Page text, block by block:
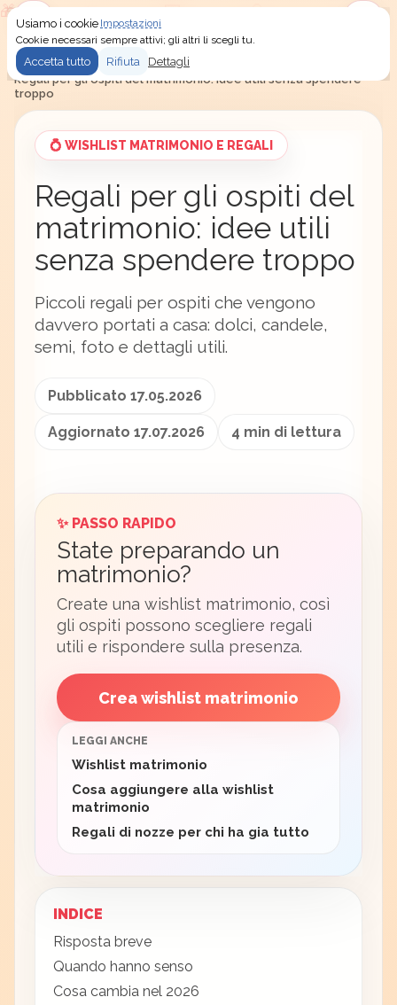
Menu
Secret Santa / Idee regalo/Wishlist matrimonio e regali
Regali per gli ospiti del matrimonio: idee utili senza spendere
troppo
💍 WISHLIST MATRIMONIO E REGALI
Regali per gli ospiti del
matrimonio: idee utili
senza spendere troppo
Piccoli regali per ospiti che vengono
davvero portati a casa: dolci, candele,
semi, foto e dettagli utili.
Pubblicato 17.05.2026
Aggiornato 17.07.2026 4 min di lettura
✨ PASSO RAPIDO
State preparando un
matrimonio?
Create una wishlist matrimonio, così
gli ospiti possono scegliere regali
utili e rispondere sulla presenza.
Crea wishlist matrimonio
LEGGI ANCHE
Wishlist matrimonio
Cosa aggiungere alla wishlist
matrimonio
Regali di nozze per chi ha gia tutto
INDICE
Risposta breve
Quando hanno senso
Cosa cambia nel 2026
Usiamo i cookie Impostazioni
Cookie necessari sempre attivi; gli altri li scegli tu.
Accetta tutto Rifiuta Dettagli